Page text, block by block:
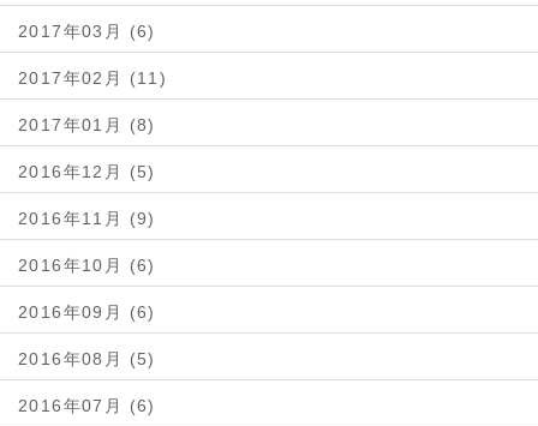
2017年03月 (6)
2017年02月 (11)
2017年01月 (8)
2016年12月 (5)
2016年11月 (9)
2016年10月 (6)
2016年09月 (6)
2016年08月 (5)
2016年07月 (6)